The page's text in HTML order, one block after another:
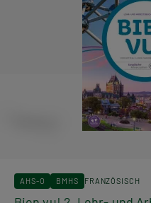
AHS-O BMHS FRANZÖSISCH